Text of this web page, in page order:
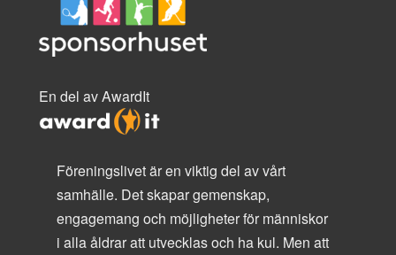
En del av AwardIt
Föreningslivet är en viktig del av vårt
samhälle. Det skapar gemenskap,
engagemang och möjligheter för människor
i alla åldrar att utvecklas och ha kul. Men att